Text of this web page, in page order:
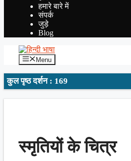
हमारे बारे में
संपर्क
जुड़े
Blog
Menu
कुल पृष्ठ दर्शन : 169
स्मृतियों के चित्र